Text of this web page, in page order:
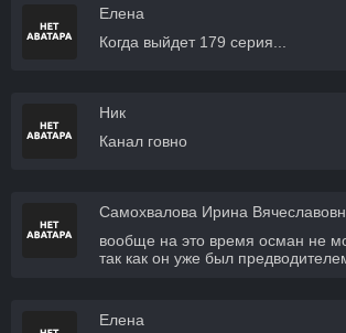
Елена
Когда выйдет 179 серия...
Ник
Канал говно
Самохвалова Ирина
вообще на это время осман не
так как он уже был
Елена